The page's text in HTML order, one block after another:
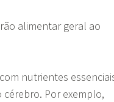
alimentar geral ao
nutrientes
Por exemplo,